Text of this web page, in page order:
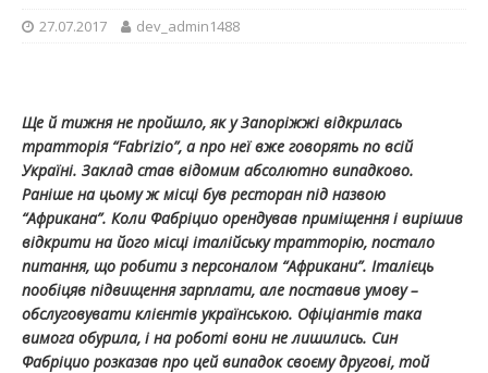
27.07.2017 dev_admin1488
Ще й тижня не пройшло, як у Запоріжжі відкрилась
тратторія “Fabrizio”, а про неї вже говорять по всій
Україні. Заклад став відомим абсолютно випадково.
Раніше на цьому ж місці був ресторан під назвою
“Африкана”. Коли Фабріцио орендував приміщення і вирішив
відкрити на його місці італійську тратторію, постало
питання, що робити з персоналом “Африкани”. Італієць
пообіцяв підвищення зарплати, але поставив умову –
обслуговувати клієнтів українською. Офіціантів така
вимога обурила, і на роботі вони не лишились. Син
Фабріцио розказав про цей випадок своєму другові, той